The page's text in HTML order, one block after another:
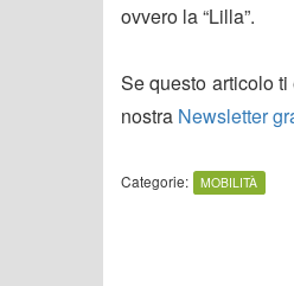
ovvero la “Lilla”.
Se questo articolo
nostra Newsletter
Categorie: MOBILITÀ